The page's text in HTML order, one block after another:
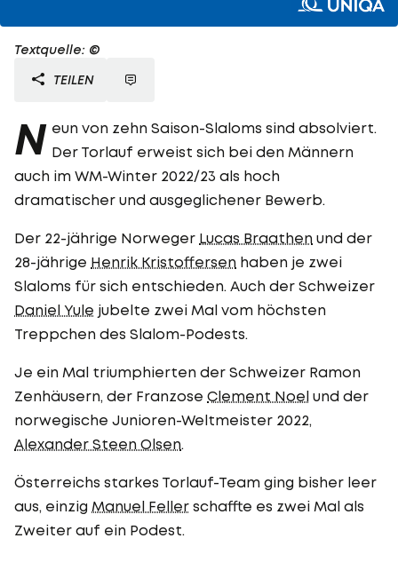
Textquelle: ©
TEILEN
N eun von zehn Saison-Slaloms sind absolviert.
Der Torlauf erweist sich bei den Männern
auch im WM-Winter 2022/23 als hoch
dramatischer und ausgeglichener Bewerb.
Der 22-jährige Norweger Lucas Braathen und der
28-jährige Henrik Kristoffersen haben je zwei
Slaloms für sich entschieden. Auch der Schweizer
Daniel Yule jubelte zwei Mal vom höchsten
Treppchen des Slalom-Podests.
Je ein Mal triumphierten der Schweizer Ramon
Zenhäusern, der Franzose Clement Noel und der
norwegische Junioren-Weltmeister 2022,
Alexander Steen Olsen.
Österreichs starkes Torlauf-Team ging bisher leer
aus, einzig Manuel Feller schaffte es zwei Mal als
Zweiter auf ein Podest.